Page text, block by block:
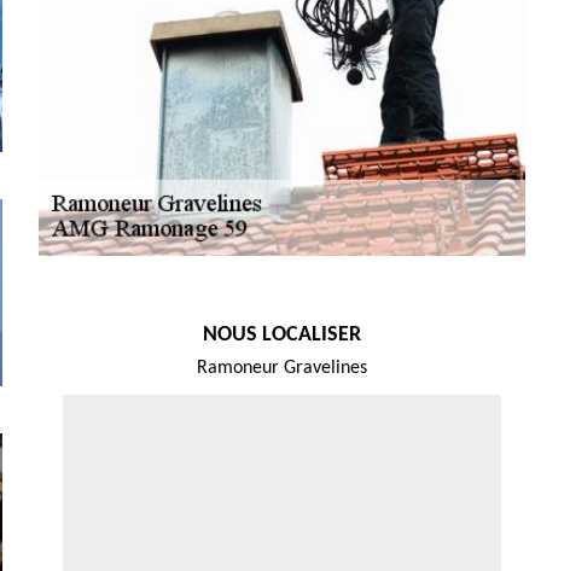
NOUS LOCALISER
Ramoneur Gravelines